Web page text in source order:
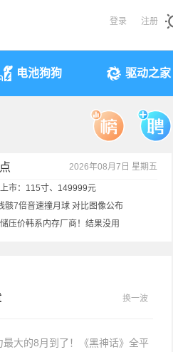
登录 注册
电池狗狗 驱动之家
2026年08月7日 星期五
市：115寸、149999元
骸7倍音速撞月球 对比图像公布
压价韩系内存厂商！结果没用
换一波
最大的8月到了！《黑神话》全平